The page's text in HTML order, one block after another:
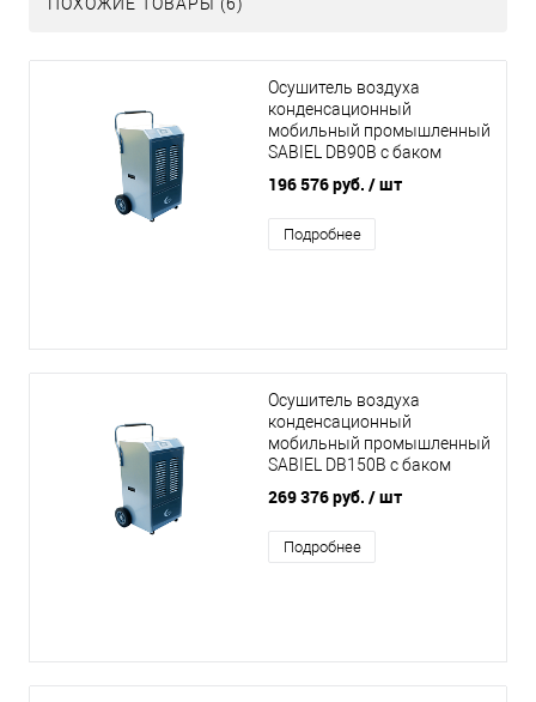
ПОХОЖИЕ ТОВАРЫ (6)
Осушитель воздуха
конденсационный
мобильный промышленный
SABIEL DB90B с баком
196 576 руб. / шт
Подробнее
Осушитель воздуха
конденсационный
мобильный промышленный
SABIEL DB150B с баком
269 376 руб. / шт
Подробнее